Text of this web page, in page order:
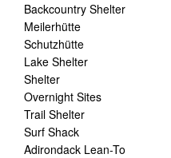
Backcountry Shelter
Meilerhütte
Schutzhütte
Lake Shelter
Shelter
Overnight Sites
Trail Shelter
Surf Shack
Adirondack Lean-To